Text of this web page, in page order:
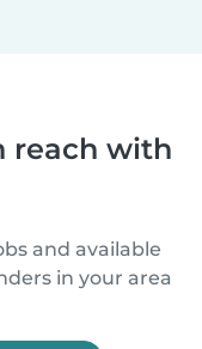
reach with
and available
in your area